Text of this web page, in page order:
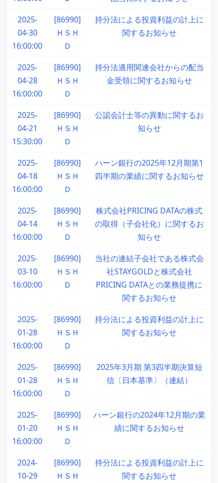
2025-
04-30
16:00:00
[86990]
ＨＳＨ
Ｄ
持分法による投資利益の計上に
関するお知らせ
2025-
04-28
16:00:00
[86990]
ＨＳＨ
Ｄ
持分法適用関連会社からの配当
金受領に関するお知らせ
2025-
04-21
15:30:00
[86990]
ＨＳＨ
Ｄ
公認会計士等の異動に関するお
知らせ
2025-
04-18
16:00:00
[86990]
ＨＳＨ
Ｄ
ハーン銀行の2025年12月期第1
四半期の業績に関するお知らせ
2025-
04-14
16:00:00
[86990]
ＨＳＨ
Ｄ
株式会社PRICING DATAの株式
の取得（子会社化）に関するお
知らせ
2025-
03-10
16:00:00
[86990]
ＨＳＨ
Ｄ
当社の連結子会社である株式会
社STAYGOLDと株式会社
PRICING DATAとの業務提携に
関するお知らせ
2025-
01-28
16:00:00
[86990]
ＨＳＨ
Ｄ
持分法による投資利益の計上に
関するお知らせ
2025-
01-28
16:00:00
[86990]
ＨＳＨ
Ｄ
2025年3月期 第3四半期決算短
信〔日本基準〕（連結）
2025-
01-20
16:00:00
[86990]
ＨＳＨ
Ｄ
ハーン銀行の2024年12月期の業
績に関するお知らせ
2024-
10-29
[86990]
ＨＳＨ
持分法による投資利益の計上に
関するお知らせ